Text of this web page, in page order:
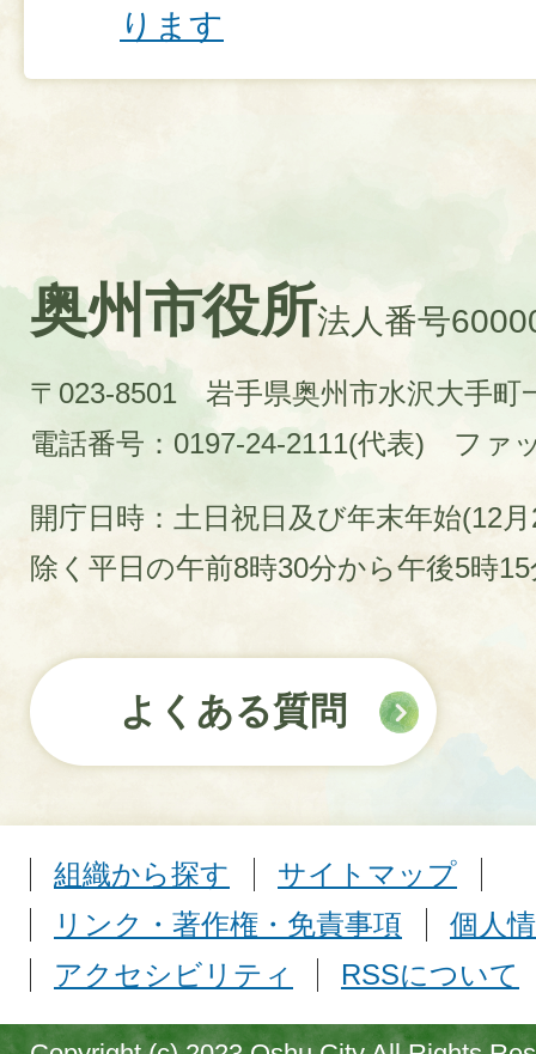
ります
奥州市役所法人番号
〒023-8501 岩手県奥州市水沢大手町
電話番号：0197-24-2111(代表)
ファ
開庁日時：土日祝日及び年末年始(12
除く平日の午前8時30分から午後5時
よくある質問
組織から探す
サイトマップ
リンク・著作権・免責事項
個人
アクセシビリティ
RSSについて